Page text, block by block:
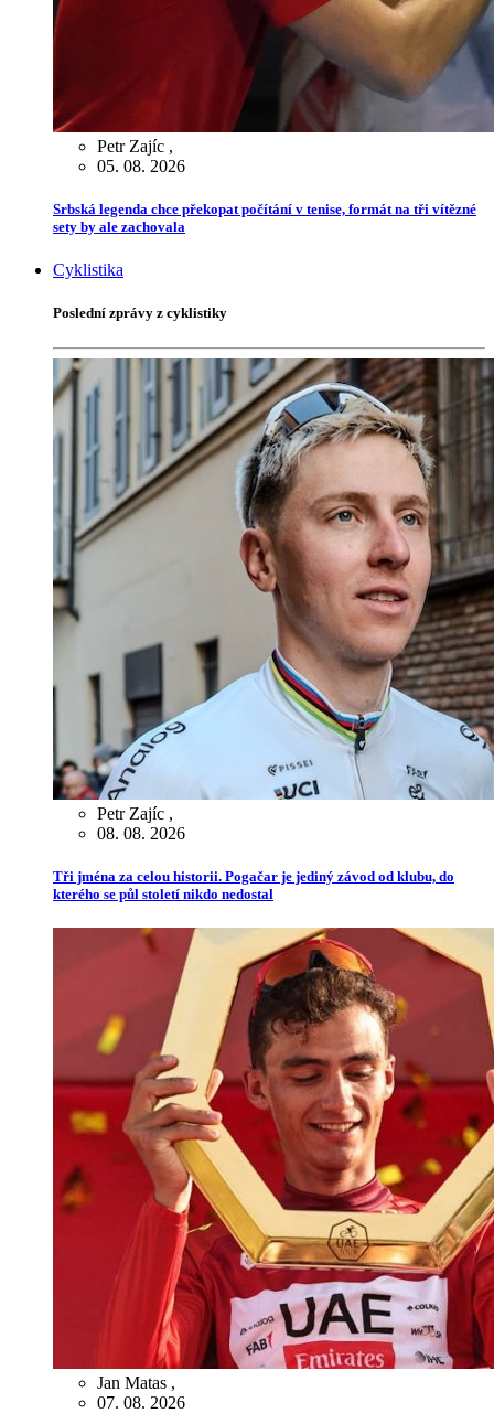
Petr Zajíc ,
05. 08. 2026
Srbská legenda chce překopat počítání v tenise, formát na tři vítězné
sety by ale zachovala
Cyklistika
Poslední zprávy z cyklistiky
Petr Zajíc ,
08. 08. 2026
Tři jména za celou historii. Pogačar je jediný závod od klubu, do
kterého se půl století nikdo nedostal
Jan Matas ,
07. 08. 2026